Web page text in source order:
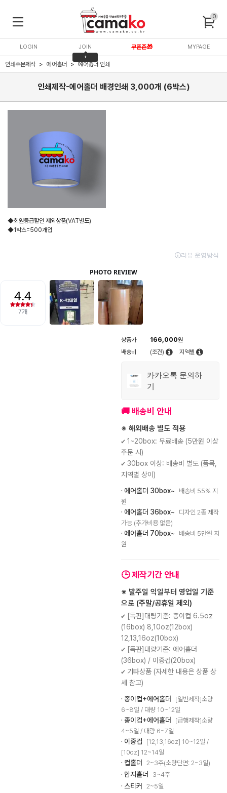
0
LOGIN
JOIN
+
3,000P
쿠폰존🎁 MYPAGE
인쇄주문제작 에어홀더 에어홀더 인쇄
인쇄제작-에어홀더 배경인쇄 3,000개 (6박스)
◆회원등급할인 제외상품(VAT별도)
◆1박스=500개입
상품가 166,000원
배송비
(조건) 지역별
카카오톡 문의하
기
🚚 배송비 안내
※ 해외배송 별도 적용
✔ 1~20box: 무료배송 (5만원 이상
주문 시)
✔ 30box 이상: 배송비 별도 (품목,
지역별 상이)
· 에어홀더 30box~
배송비 55% 지
원
· 에어홀더 36box~
디자인 2종 제작
가능 (추가비용 없음)
· 에어홀더 70box~
배송비 5만원 지
원
🕒 제작기간 안내
※ 발주일 익일부터 영업일 기준
으로 (주말/공휴일 제외)
✔ [독판]대량기준: 종이컵 6.5oz
(16box) 8,10oz(12box)
12,13,16oz(10box)
✔ [독판]대량기준: 에어홀더
(36box) / 이중컵(20box)
✔ 기타상품 (자세한 내용은 상품 상
세 참고)
· 종이컵+에어홀더
[일반제작]소량
6~8일 / 대량 10~12일
· 종이컵+에어홀더
[급행제작]소량
4~5일 / 대량 6~7일
· 이중컵
[12,13,16oz] 10~12일 /
[10oz] 12~14일
· 컵홀더 2~3주(소량단면: 2~3일)
· 합지홀더 3~4주
· 스티커 2~5일